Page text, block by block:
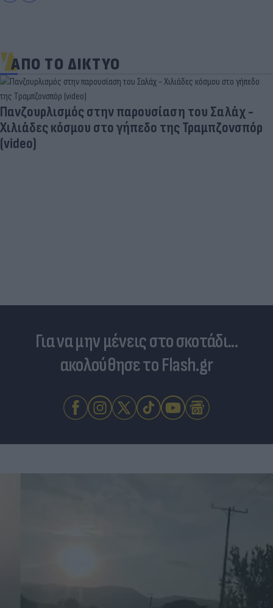
ΑΠΟ ΤΟ ΔΙΚΤΥΟ
Για να μην μένεις στο σκοτάδι...
ακολούθησε το Flash.gr